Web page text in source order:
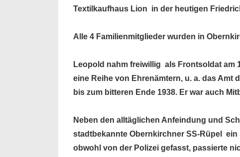
Textilkaufhaus Lion in der heutigen
Alle 4 Familienmitglieder wurden in
Leopold nahm freiwillig als Frontsoldat am
eine Reihe von Ehrenämtern, u. a. das Amt
bis zum bitteren Ende 1938. Er war auch
Neben den alltäglichen Anfeindung und
stadtbekannte Obernkirchner SS-Rüpel
obwohl von der Polizei gefasst, passierte